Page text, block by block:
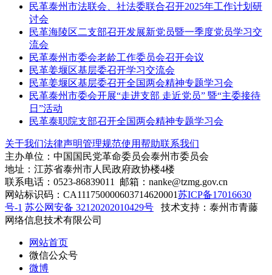
民革泰州市法联会、社法委联合召开2025年工作计划研
讨会
民革海陵区二支部召开发展新党员暨一季度党员学习交
流会
民革泰州市委会老龄工作委员会召开会议
民革姜堰区基层委召开学习交流会
民革姜堰区基层委召开全国两会精神专题学习会
民革泰州市委会开展“走进支部 走近党员” 暨“主委接待
日”活动
民革泰职院支部召开全国两会精神专题学习会
关于我们法律声明管理规范使用帮助联系我们
主办单位：中国国民党革命委员会泰州市委员会
地址：江苏省泰州市人民政府政协楼4楼
联系电话：0523-86839011 邮箱：nanke@tzmg.gov.cn
网站标识码：CA111750000603714620001苏ICP备17016630
号-1 苏公网安备 32120202010429号
技术支持：泰州市青藤
网络信息技术有限公司
网站首页
微信公众号
微博